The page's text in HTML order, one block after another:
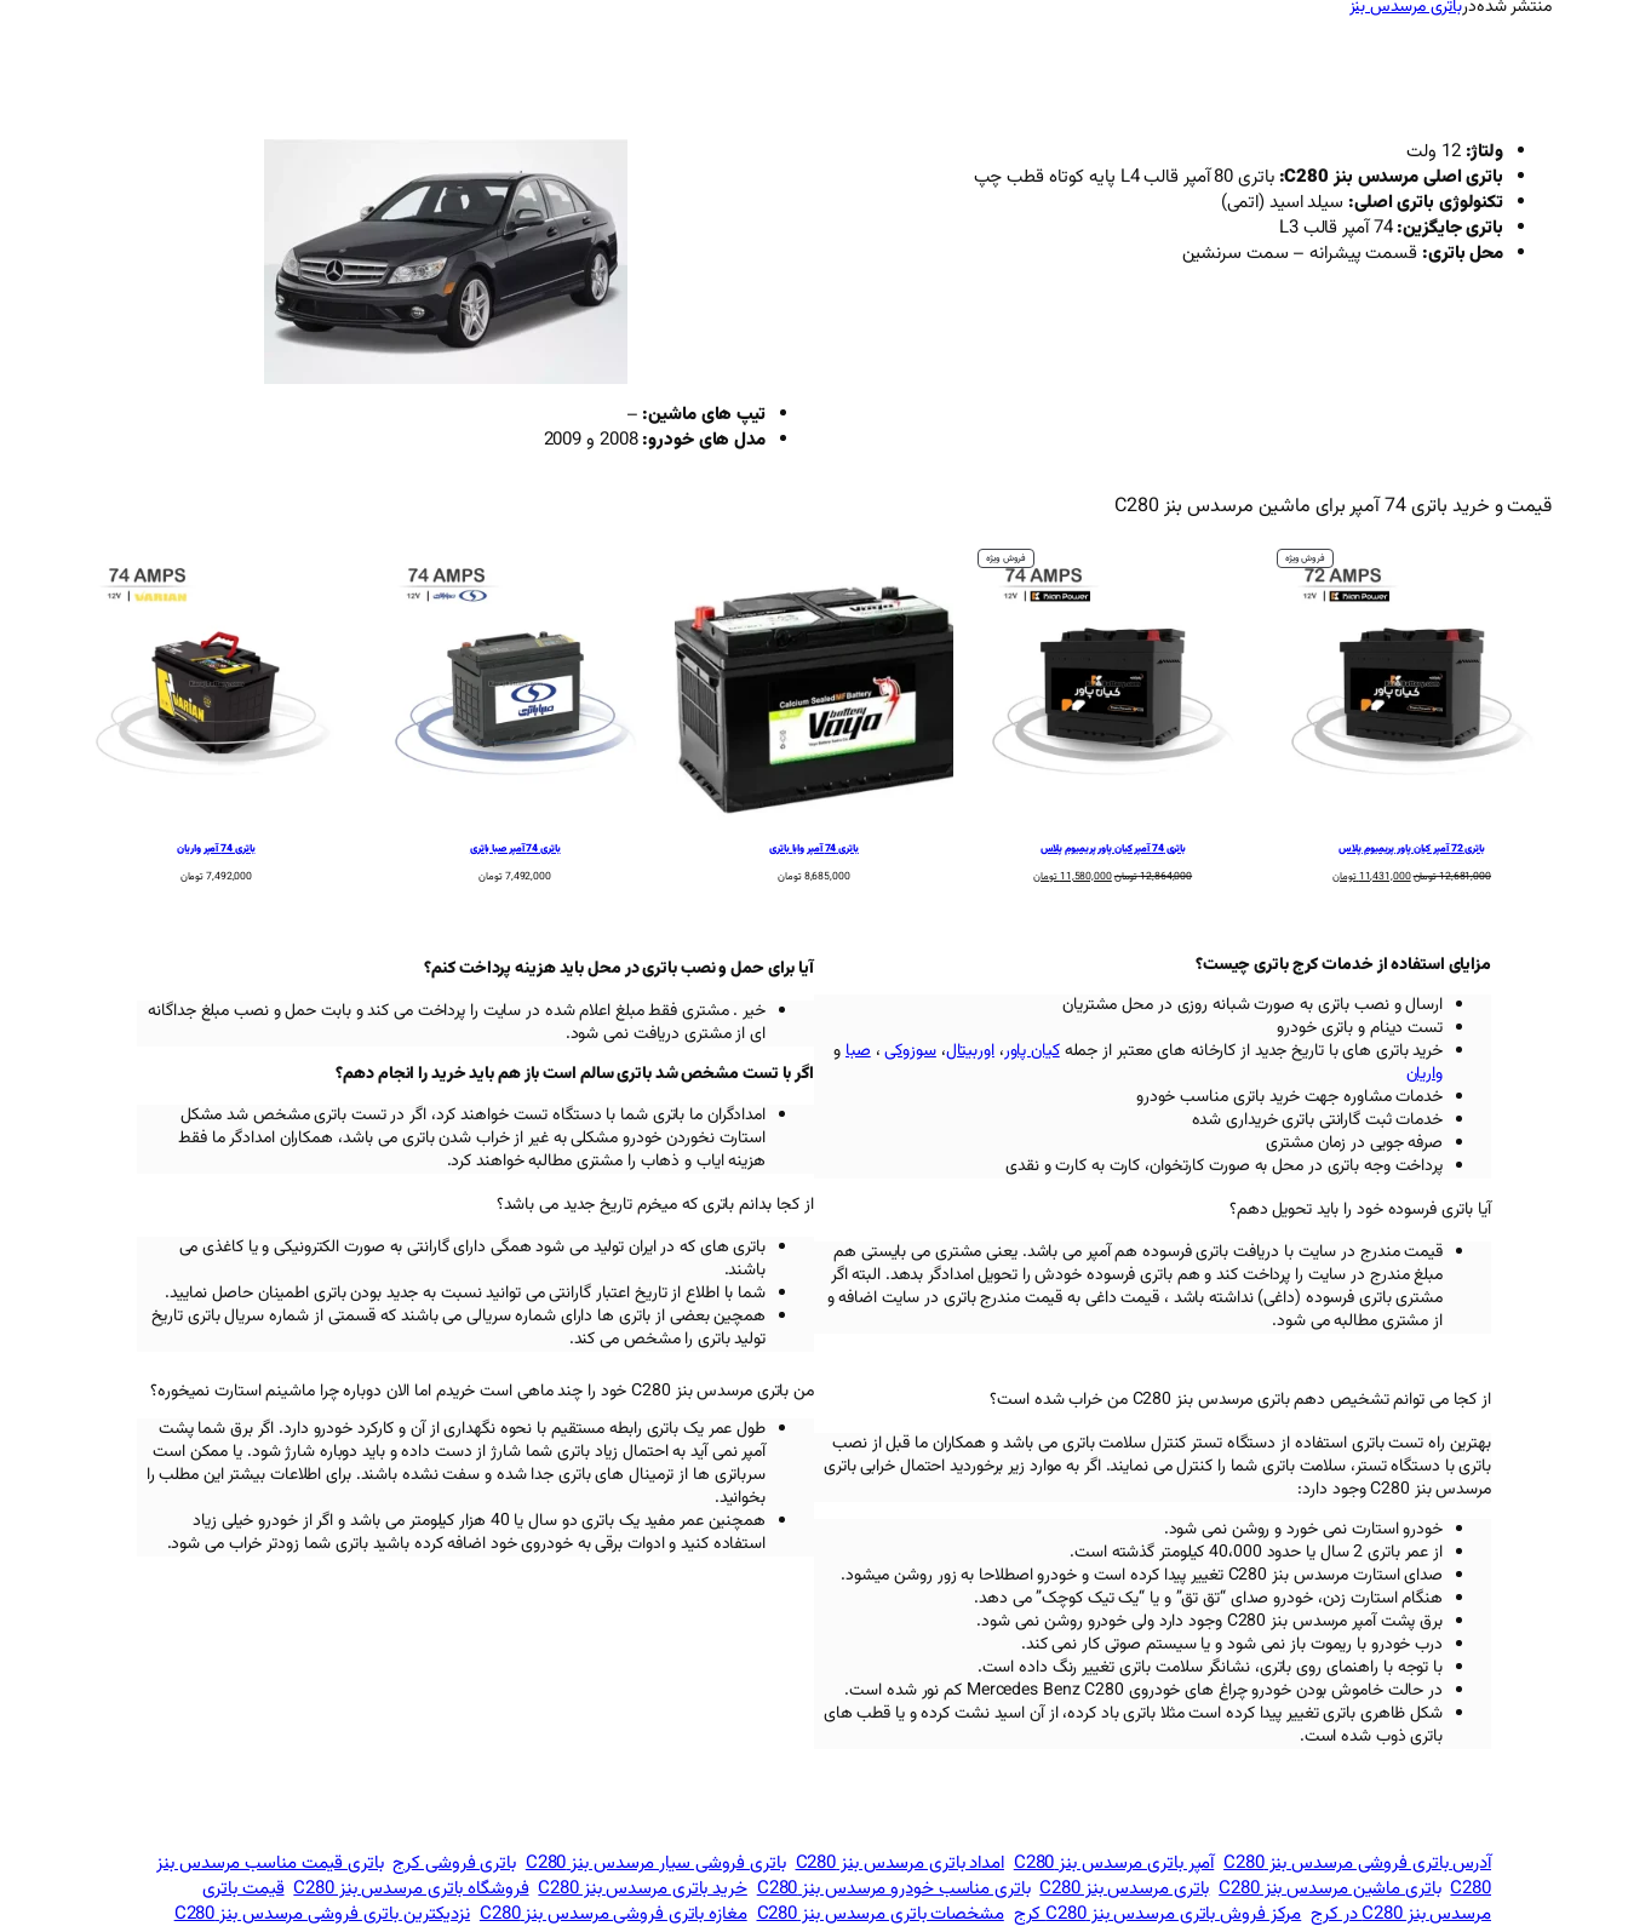
منتشر شدهدرباتری مرسدس بنز
ولتاژ: 12 ولت
باتری اصلی مرسدس بنز C280:
باتری 80 آمپر قالب L4 پایه کوتاه قطب چپ
تکنولوژی باتری اصلی: سیلد اسید (اتمی)
باتری جایگزین:74 آمپر قالب L3
محل باتری: قسمت پیشرانه – سمت سرنشین
تیپ های ماشین: –
مدل های خودرو:2008 و 2009
قیمت و خرید باتری 74 آمپر برای ماشین مرسدس بنز C280
فروش ویژهمحصول
تخفیف
باتری 72 آمپر کیان پاور پریمیوم پلاس
12,681,000تومانقیمت
11,431,000تومانقیمت
فروش ویژهمحصول
تخفیف
باتری 74 آمپر کیان پاور پریمیوم پلاس
12,864,000تومانقیمت
11,580,000تومانقیمت
باتری 74 آمپر وایا باتری
8,685,000تومان
باتری 74 آمپر صبا باتری
7,492,000تومان
باتری 74 آمپر واریان
7,492,000تومان
مزایای استفاده از خدمات کرج باتری چیست؟
ارسال و نصب باتری به صورت شبانه روزی در محل مشتریان
تست دینام و باتری خودرو
خرید باتری های با تاریخ جدید از کارخانه های معتبراز جملهکیان پاور،اوربیتال،سوزوکی،صباو
واریان
خدمات مشاوره جهت خرید باتری مناسب خودرو
خدمات ثبت گارانتی باتری خریداری شده
صرفه جویی در زمان مشتری
پرداخت وجه باتری در محل به صورت کارتخوان، کارت به کارت و نقدی
آیا باتری فرسوده خود را باید تحویل دهم؟
قیمت مندرج در سایت با دریافت باتری فرسوده هم آمپر می باشد. یعنی مشتری می بایستی هم
مبلغ مندرج در سایت را پرداخت کند و هم باتری فرسوده خودش را تحویل امدادگر بدهد. البته اگر
مشتری باتری فرسوده (داغی) نداشته باشد ، قیمت داغی به قیمت مندرج باتری در سایت اضافه و
از مشتری مطالبه می شود.
آیا برای حمل و نصب باتری در محل باید هزینه پرداخت کنم؟
خیر . مشتری فقط مبلغ اعلام شده در سایت را پرداخت می کند و بابت حمل و نصب مبلغ جداگانه
ای از مشتری دریافت نمی شود.
اگر با تست مشخص شد باتری سالم است باز هم باید خرید را انجام دهم؟
امدادگران ما باتری شما با دستگاه تست خواهند کرد، اگر در تست باتری مشخص شد مشکل
استارت نخوردن خودرو مشکلی به غیر از خراب شدن باتری می باشد، همکاران امدادگر ما فقط
هزینه ایاب و ذهاب را مشتری مطالبه خواهند کرد.
از کجا بدانم باتری که میخرم تاریخ جدید می باشد؟
باتری های که در ایران تولید می شود همگی دارای گارانتی به صورت الکترونیکی و یا کاغذی می
باشند.
شما با اطلاع از تاریخ اعتبار گارانتی می توانید نسبت به جدید بودن باتری اطمینان حاصل نمایید.
همچین بعضی از باتری ها دارای شماره سریالی می باشند که قسمتی از شماره سریال باتری تاریخ
تولید باتری را مشخص می کند.
از کجا می توانم تشخیص دهم باتری مرسدس بنز C280 من خراب شده است؟
بهترین راه تست باتری استفاده از دستگاه تستر کنترل سلامت باتری می باشد و همکاران ما قبل از نصب
باتری با دستگاه تستر، سلامت باتری شما را کنترل می نمایند. اگر به موارد زیر برخوردید احتمال خرابی باتری
مرسدس بنز C280
وجود دارد:
خودرو استارت نمی خورد و روشن نمی شود.
از عمر باتری 2 سال یا حدود 40،000 کیلومتر گذشته است.
صدای استارتمرسدس بنز C280
تغییر پیدا کرده است و خودرو اصطلاحا به زور روشن میشود.
هنگام استارت زدن، خودرو صدای “تق تق” و یا “یک تیک کوچک” می دهد.
برق پشت آمپرمرسدس بنز C280
وجود دارد ولی خودرو روشن نمی شود.
درب خودرو با ریموت باز نمی شود و یا سیستم صوتی کار نمی کند.
با توجه با راهنمای روی باتری، نشانگر سلامت باتری تغییر رنگ داده است.
در حالت خاموش بودن خودرو چراغ های خودروی Mercedes Benz C280 کم نور شده است.
شکل ظاهری باتری تغییر پیدا کرده است مثلا باتری باد کرده، از آن اسید نشت کرده و یا قطب های
باتری ذوب شده است.
من باتری مرسدس بنز C280 خود را چند ماهی است خریدم اما الان دوباره چرا ماشینم استارت نمیخوره؟
طول عمر یک باتری رابطه مستقیم با نحوه نگهداری از آن و کارکرد خودرو دارد. اگر برق شما پشت
آمپر نمی آید به احتمال زیاد باتری شما شارژ از دست داده و باید دوباره شارژ شود. یا ممکن است
سرباتری ها از ترمینال های باتری جدا شده و سفت نشده باشند. برای اطلاعات بیشتر این مطلب را
بخوانید.
همچنین عمر مفید یک باتری دو سال یا 40 هزار کیلومتر می باشد و اگر از خودرو خیلی زیاد
استفاده کنید و ادوات برقی به خودروی خود اضافه کرده باشید باتری شما زودتر خراب می شود.
آدرس باتری فروشی مرسدس بنز C280 آمپر باتری مرسدس بنز C280 امداد باتری مرسدس بنز C280 باتری فروشی سیار مرسدس بنز C280 باتری فروشی کرج باتری قیمت مناسب مرسدس بنز
C280 باتری ماشین مرسدس بنز C280 باتری مرسدس بنز C280 باتری مناسب خودرو مرسدس بنز C280 خرید باتری مرسدس بنز C280 فروشگاه باتری مرسدس بنز C280
قیمت باتری
مرسدس بنز C280 در کرج
مرکز فروش باتری مرسدس بنز C280 کرج مشخصات باتری مرسدس بنز C280 مغازه باتری فروشی مرسدس بنز C280 نزدیکترین باتری فروشی مرسدس بنز C280